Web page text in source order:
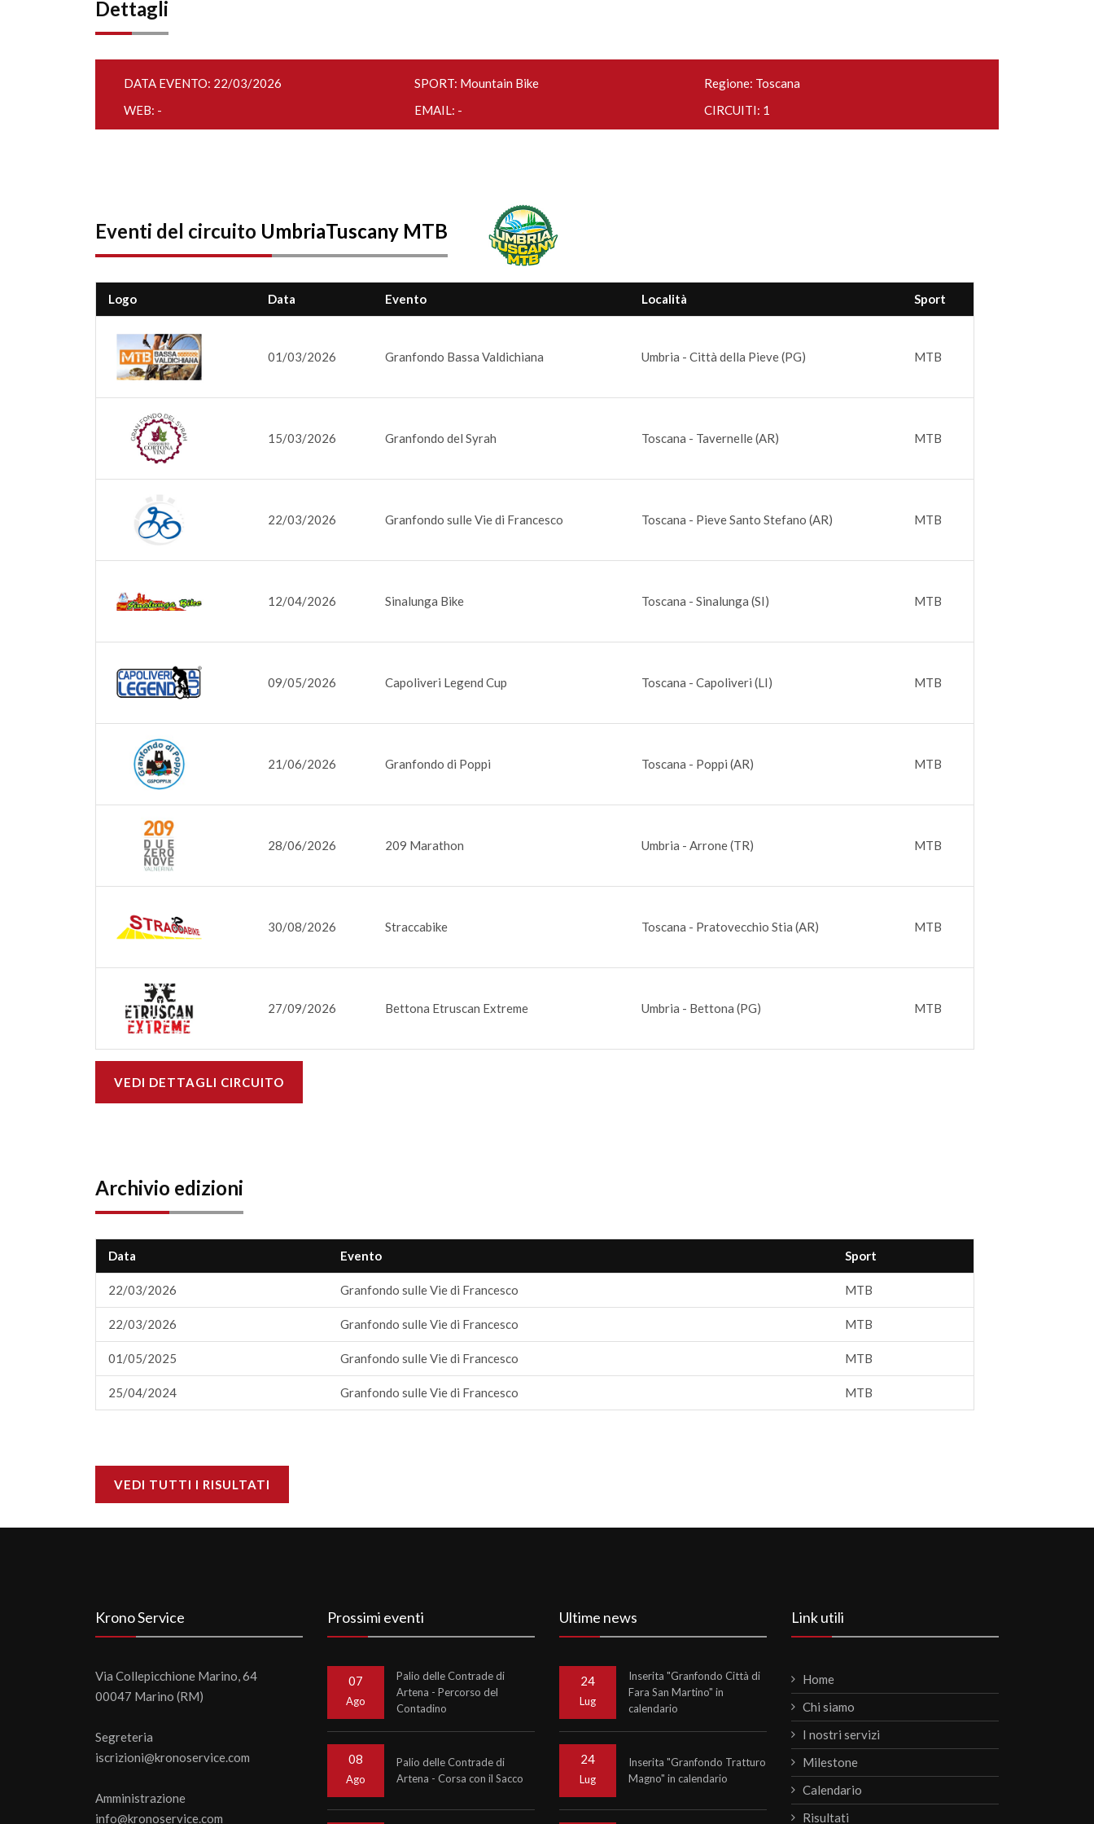
Dettagli
DATA EVENTO: 22/03/2026 SPORT: Mountain Bike
Regione: Toscana
WEB: -
EMAIL: - CIRCUITI: 1
Eventi del circuito UmbriaTuscany MTB
Logo Data Evento Località Sport
01/03/2026 Granfondo Bassa Valdichiana Umbria - Città della Pieve (PG) MTB
15/03/2026 Granfondo del Syrah Toscana - Tavernelle (AR) MTB
22/03/2026 Granfondo sulle Vie di Francesco Toscana - Pieve Santo Stefano (AR) MTB
12/04/2026 Sinalunga Bike Toscana - Sinalunga (SI) MTB
09/05/2026 Capoliveri Legend Cup Toscana - Capoliveri (LI) MTB
21/06/2026 Granfondo di Poppi Toscana - Poppi (AR) MTB
28/06/2026 209 Marathon Umbria - Arrone (TR) MTB
30/08/2026 Straccabike Toscana - Pratovecchio Stia (AR) MTB
27/09/2026 Bettona Etruscan Extreme Umbria - Bettona (PG) MTB
VEDI DETTAGLI CIRCUITO
Archivio edizioni
Data Evento Sport
22/03/2026 Granfondo sulle Vie di Francesco MTB
22/03/2026 Granfondo sulle Vie di Francesco MTB
01/05/2025 Granfondo sulle Vie di Francesco MTB
25/04/2024 Granfondo sulle Vie di Francesco MTB
VEDI TUTTI I RISULTATI
Krono Service
Via Collepicchione Marino, 64
00047 Marino (RM)
Segreteria
iscrizioni@kronoservice.com
Amministrazione
info@kronoservice.com
Prossimi eventi
07
Ago
Palio delle Contrade di
Artena - Percorso del
Contadino
08
Ago
Palio delle Contrade di
Artena - Corsa con il Sacco
Ultime news
24
Lug
Inserita "Granfondo Città di
Fara San Martino" in
calendario
24
Lug
Inserita "Granfondo Tratturo
Magno" in calendario
Link utili
Home
Chi siamo
I nostri servizi
Milestone
Calendario
Risultati